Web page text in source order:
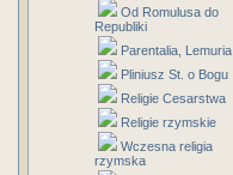
Od Romulusa do
Republiki
Parentalia, Lemuria
Pliniusz St. o Bogu
Religie Cesarstwa
Religie rzymskie
Wczesna religia
rzymska